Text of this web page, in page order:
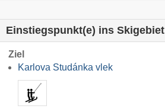
Einstiegspunkt(e) ins Skigebiet
Ziel
Karlova Studánka vlek